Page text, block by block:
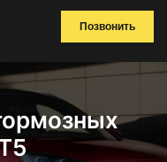
Позвонить